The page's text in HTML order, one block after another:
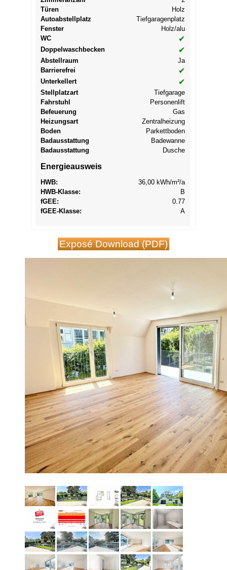
Türen
Holz
Autoabstellplatz
Tiefgaragenplatz
Fenster
Holz/alu
WC
✔
Doppelwaschbecken ✔
Abstellraum
Ja
Barrierefrei
✔
Unterkellert ✔
Stellplatzart
Tiefgarage
Fahrstuhl
Personenlift
Befeuerung
Gas
Heizungsart
Zentralheizung
Boden
Parkettboden
Badausstattung
Badewanne
Badausstattung
Dusche
Energieausweis
HWB:
36,00 kWh/m²/a
HWB-Klasse:
B
fGEE:
0.77
fGEE-Klasse: A
Exposé Download (PDF)